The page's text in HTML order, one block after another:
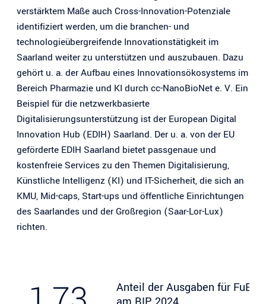
verstärktem Maße auch Cross-Innovation-Potenziale
identifiziert werden, um die branchen- und
technologieübergreifende Innovationstätigkeit im
Saarland weiter zu unterstützen und auszubauen. Dazu
gehört u. a. der Aufbau eines Innovationsökosystems im
Bereich Pharmazie und KI durch cc-NanoBioNet e. V. Ein
Beispiel für die netzwerkbasierte
Digitalisierungsunterstützung ist der European Digital
Innovation Hub (EDIH) Saarland. Der u. a. von der EU
geförderte EDIH Saarland bietet passgenaue und
kostenfreie Services zu den Themen Digitalisierung,
Künstliche Intelligenz (KI) und IT-Sicherheit, die sich an
KMU, Mid-caps, Start-ups und öffentliche Einrichtungen
des Saarlandes und der Großregion (Saar-Lor-Lux)
richten.
Anteil der Ausgaben für FuE